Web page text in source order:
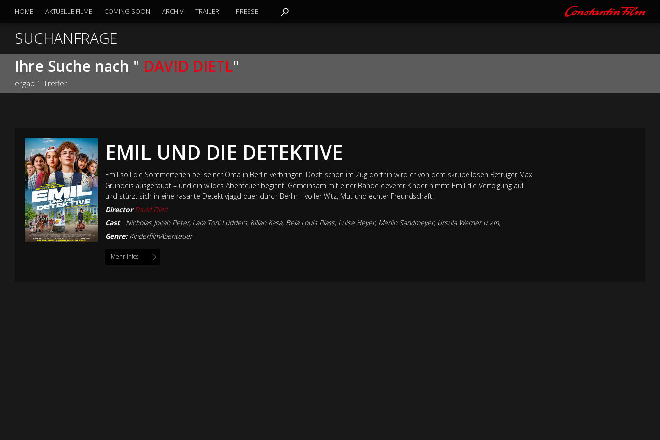
SUCHANFRAGE
Ihre Suche nach " DAVID DIETL"
ergab 1 Treffer.
EMIL UND DIE DETEKTIVE
Emil soll die Sommerferien bei seiner Oma in Berlin verbringen. Doch schon im Zug dorthin wird er von dem skrupellosen Betrüger Max
Grundeis ausgeraubt – und ein wildes Abenteuer beginnt! Gemeinsam mit einer Bande cleverer Kinder nimmt Emil die Verfolgung auf
und stürzt sich in eine rasante Detektivjagd quer durch Berlin – voller Witz, Mut und echter Freundschaft.
Director David Dietl
Cast
Nicholas Jonah Peter, Lara Toni Lüdders, Kilian Kasa, Bela Louis Plass, Luise Heyer, Merlin Sandmeyer, Ursula Werner u.v.m,
Genre: KinderfilmAbenteuer
Mehr Infos
HOME AKTUELLE FILME COMING SOON ARCHIV TRAILER PRESSE